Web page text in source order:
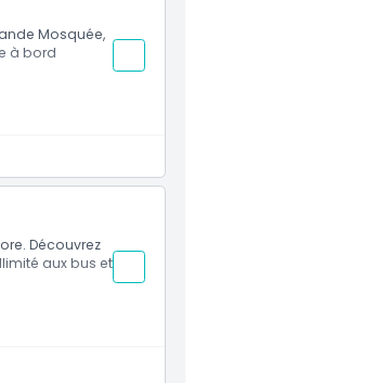
Mosquée,
à bord
Découvrez
aux bus et